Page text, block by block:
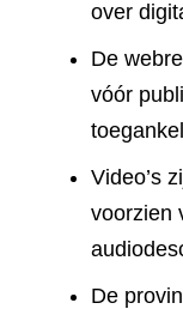
over
De
vóór
Video’s
voorzien
De